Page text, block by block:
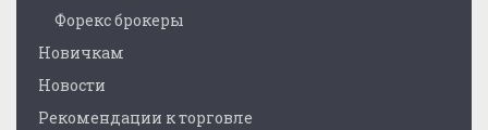
Форекс брокеры
Новичкам
Новости
Рекомендации к торговле